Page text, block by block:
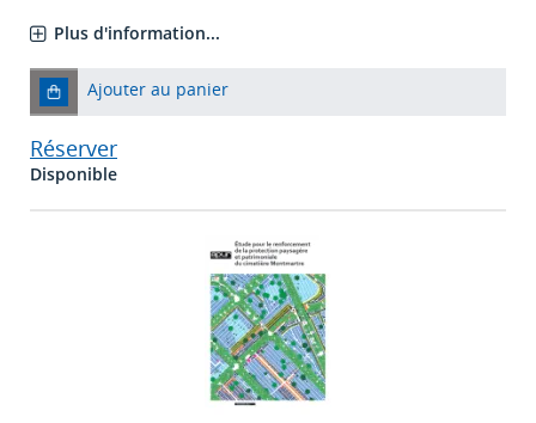
Plus d'information...
Ajouter au panier
Réserver
Disponible